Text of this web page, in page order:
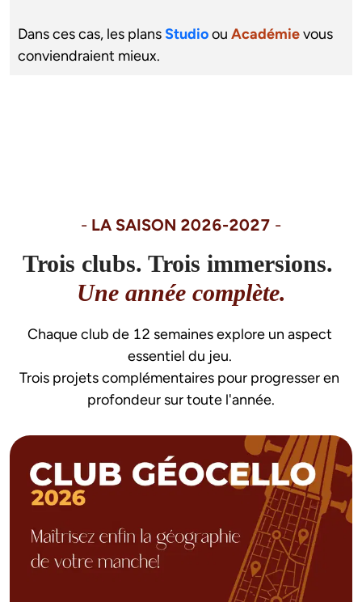
Dans ces cas, les plans Studio ou Académie vous
conviendraient mieux.
- LA SAISON 2026-2027 -
Trois clubs. Trois immersions.
Une année complète.
Chaque club de 12 semaines explore un aspect
essentiel du jeu.
Trois projets complémentaires pour progresser en
profondeur sur toute l'année.